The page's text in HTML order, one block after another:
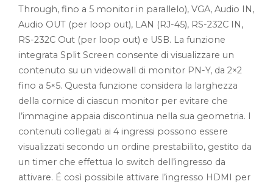
Through, fino a 5 monitor in parallelo), VGA, Audio IN,
Audio OUT (per loop out), LAN (RJ-45), RS-232C IN,
RS-232C Out (per loop out) e USB. La funzione
integrata Split Screen consente di visualizzare un
contenuto su un videowall di monitor PN-Y, da 2×2
fino a 5×5. Questa funzione considera la larghezza
della cornice di ciascun monitor per evitare che
l’immagine appaia discontinua nella sua geometria. I
contenuti collegati ai 4 ingressi possono essere
visualizzati secondo un ordine prestabilito, gestito da
un timer che effettua lo switch dell’ingresso da
attivare. É così possibile attivare l’ingresso HDMI per